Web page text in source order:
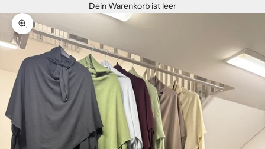
Dein Warenkorb ist leer
Bild vergrößern